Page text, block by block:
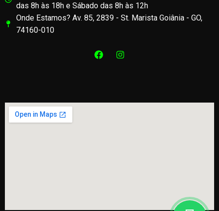
das 8h às 18h e Sábado das 8h às 12h
Onde Estamos? Av. 85, 2839 - St. Marista Goiânia - GO,
74160-010